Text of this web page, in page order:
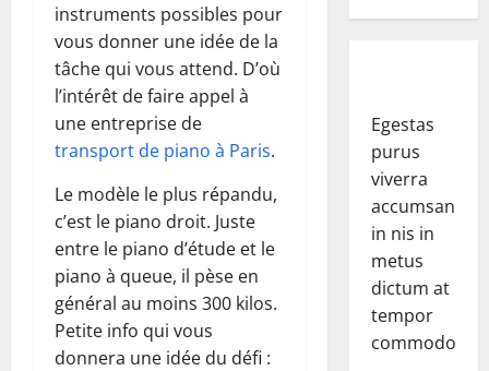
instruments possibles pour
vous donner une idée de la
tâche qui vous attend. D’où
l’intérêt de faire appel à
une entreprise de
transport de piano à Paris.
Le modèle le plus répandu,
c’est le piano droit. Juste
entre le piano d’étude et le
piano à queue, il pèse en
général au moins 300 kilos.
Petite info qui vous
donnera une idée du défi :
Egestas
purus
viverra
accumsan
in nis in
metus
dictum at
tempor
commodo.